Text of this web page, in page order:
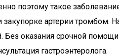
поэтому такое
закупорке артерии тромбом.
оказания срочной помощи
гастроэнтеролога.